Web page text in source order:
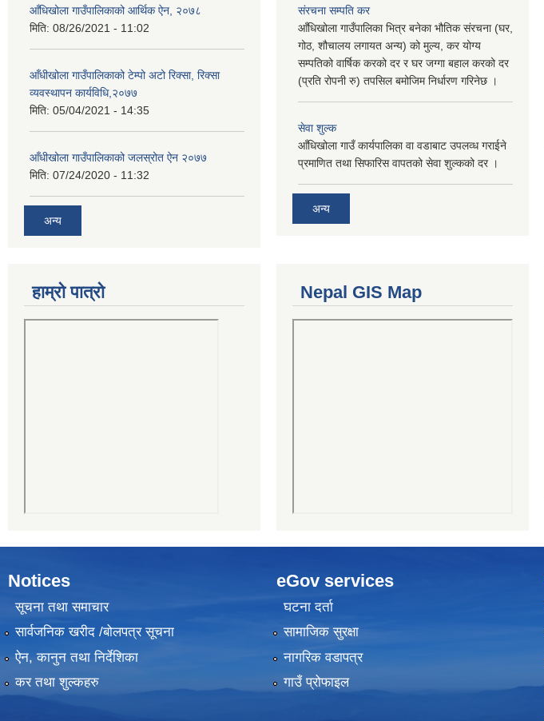
आँधिखोला गाउँपालिकाको आर्थिक ऐन, २०७८
मिति: 08/26/2021 - 11:02
आँधीखोला गाउँपालिकाको टेम्पो अटो रिक्सा, रिक्सा
व्यवस्थापन कार्यविधि,२०७७
मिति: 05/04/2021 - 14:35
आँधीखोला गाउँपालिकाको जलस्रोत ऐन २०७७
मिति: 07/24/2020 - 11:32
अन्य
संरचना सम्पति कर
आँधिखोला गाउँपालिका भित्र बनेका भौतिक संरचना (घर,
गोठ, शौचालय लगायत अन्य) को मुल्य, कर योग्य
सम्पतिको वार्षिक करको दर र घर जग्गा बहाल करको दर
(प्रति रोपनी रु) तपसिल बमोजिम निर्धारण गरिनेछ ।
सेवा शुल्क
आँधिखोला गाउँ कार्यपालिका वा वडाबाट उपलव्ध गराईने
प्रमाणित तथा सिफारिस वापतको सेवा शुल्कको दर ।
अन्य
हाम्रो पात्रो Nepal GIS Map
Notices
सूचना तथा समाचार
सार्वजनिक खरीद /बोलपत्र सूचना
ऐन, कानुन तथा निर्देशिका
कर तथा शुल्कहरु
eGov services
घटना दर्ता
सामाजिक सुरक्षा
नागरिक वडापत्र
गाउँ प्रोफाइल